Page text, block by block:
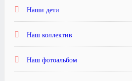
Наши дети
Наш коллектив
Наш фотоальбом